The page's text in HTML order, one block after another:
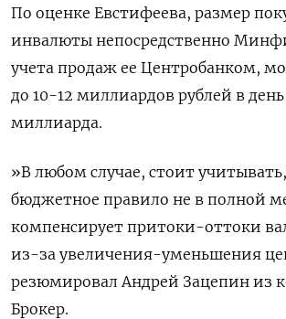
По оценке Евстифеева, размер
инвалюты непосредственно
учета продаж ее Центробанком,
до 10-12 миллиардов рублей в
миллиарда.
»В любом случае, стоит
бюджетное правило не в полной
компенсирует притоки-оттоки
из-за увеличения-уменьшения
резюмировал Андрей Зацепин из
Брокер.